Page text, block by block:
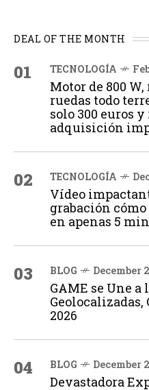
DEAL OF THE MONTH
01 TECNOLOGÍA
Motor de 800
ruedas todo
solo 300 euros
adquisición
02 TECNOLOGÍA
Vídeo
grabación
en apenas 5
03 BLOG December
GAME se Une a
2026
04 BLOG December
Devastadora